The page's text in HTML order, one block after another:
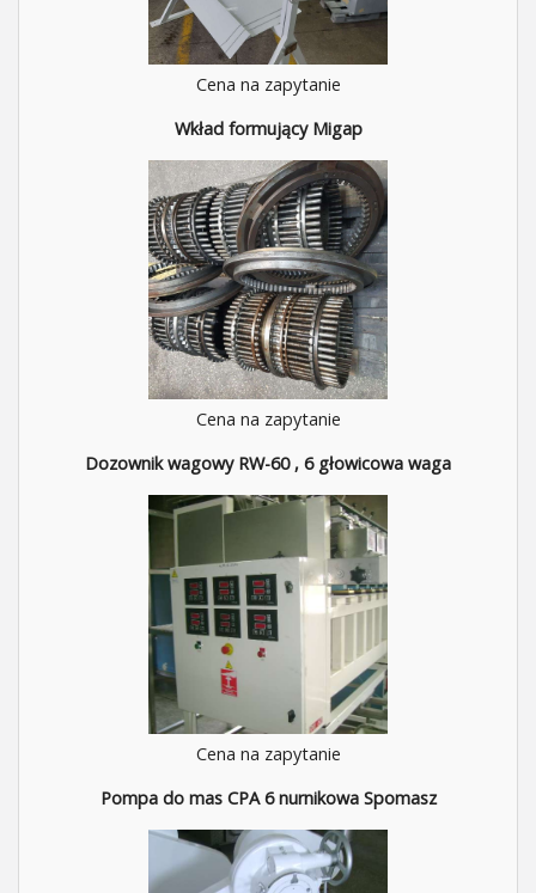
Cena na zapytanie
Wkład formujący Migap
Cena na zapytanie
Dozownik wagowy RW-60 , 6 głowicowa waga
Cena na zapytanie
Pompa do mas CPA 6 nurnikowa Spomasz